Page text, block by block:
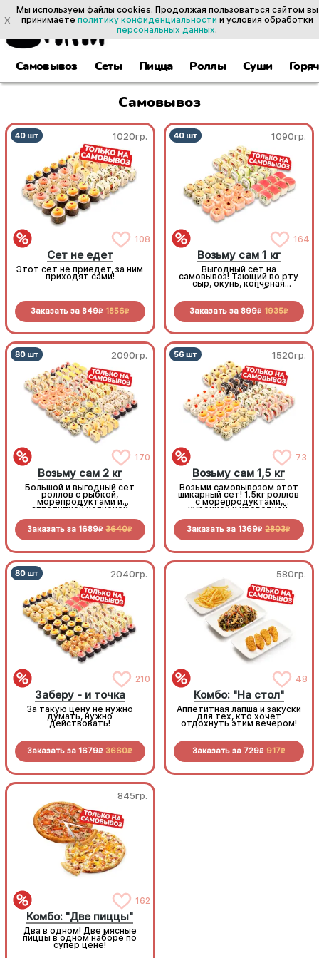
Самовывоз Сеты Пицца Роллы Суши
Самовывоз
1020гр.
108
Сет не едет
Этот сет не приедет, за ним
приходят сами!
Заказать за 849R 1856R
1090гр.
164
Возьму сам 1 кг
Выгодный сет на
самовывоз! Тающий во рту
сыр, окунь, копченая
курочка и сочный бекон-
Заказать за 899R 1935R
2090гр.
170
Возьму сам 2 кг
Большой и выгодный сет
роллов с рыбкой,
морепродуктами и
аппетитной копченой
забирай самовывозом!
Заказать за 1689R 3640R
1520гр.
73
Возьму сам 1,5 кг
Возьми самовывозом этот
шикарный сет! 1.5кг роллов
с морепродуктами,
курочкой и креветкой.
Заказать за 1369R 2803R
2040гр.
210
Заберу - и точка
За такую цену не нужно
думать, нужно
действовать!
Заказать за 1679R 3660R
580гр.
48
Комбо: "На стол"
Аппетитная лапша и закуски
для тех, кто хочет
отдохнуть этим вечером!
Заказать за 729R 917R
845гр.
162
Комбо: "Две пиццы"
Два в одном! Две мясные
пиццы в одном наборе по
супер цене!
X
Мы используем файлы cookies. Продолжая пользоваться сайтом вы
принимаете политику конфиденциальности и условия обработки
персональных данных.